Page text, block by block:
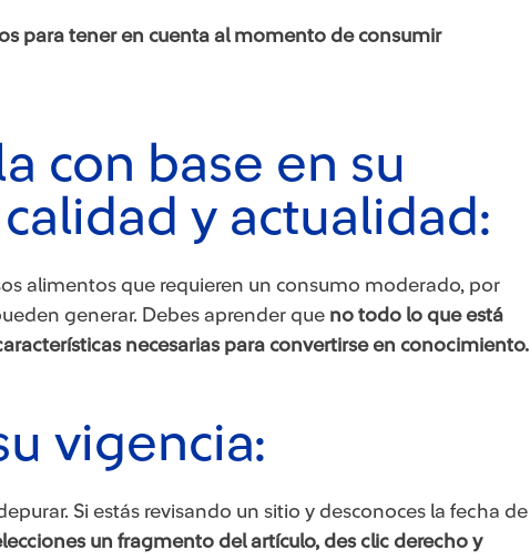
para tener en cuenta al momento de consumir
con base en su
y actualidad:
alimentos que requieren un consumo moderado, por
generar. Debes aprender que no todo lo que está
necesarias para convertirse en conocimiento.
vigencia:
Si estás revisando un sitio y desconoces la fecha de
un fragmento del artículo, des clic derecho y